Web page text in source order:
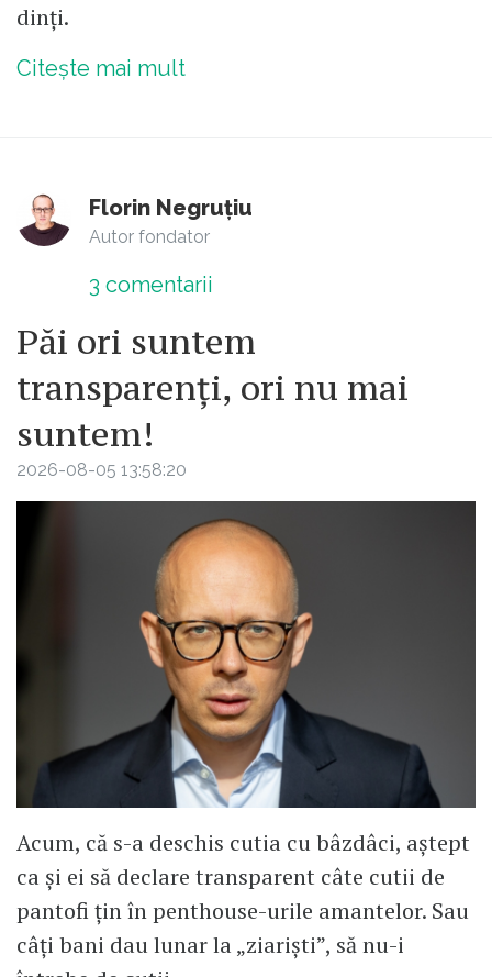
dinți.
Citește mai mult
Florin Negruțiu
Autor fondator
3 comentarii
Păi ori suntem
transparenți, ori nu mai
suntem!
2026-08-05 13:58:20
Acum, că s-a deschis cutia cu bâzdâci, aștept
ca și ei să declare transparent câte cutii de
pantofi țin în penthouse-urile amantelor. Sau
câți bani dau lunar la „ziariști”, să nu-i